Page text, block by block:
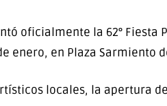
oficialmente la 62°
enero, en Plaza Sarmiento
locales, la apertura de